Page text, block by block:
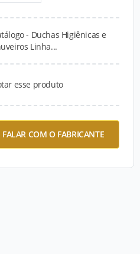
- Duchas Higiênicas e
Linha...
esse produto
FALAR COM O FABRICANTE